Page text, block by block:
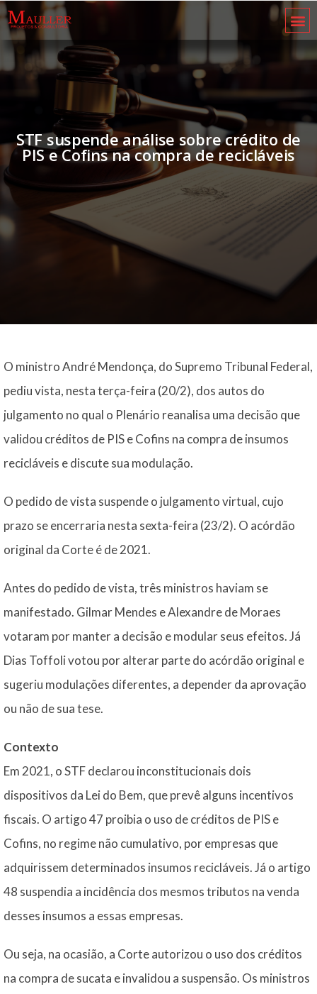
STF suspende análise sobre crédito de
PIS e Cofins na compra de recicláveis
O ministro André Mendonça, do Supremo Tribunal Federal,
pediu vista, nesta terça-feira (20/2), dos autos do
julgamento no qual o Plenário reanalisa uma decisão que
validou créditos de PIS e Cofins na compra de insumos
recicláveis e discute sua modulação.
O pedido de vista suspende o julgamento virtual, cujo
prazo se encerraria nesta sexta-feira (23/2). O acórdão
original da Corte é de 2021.
Antes do pedido de vista, três ministros haviam se
manifestado. Gilmar Mendes e Alexandre de Moraes
votaram por manter a decisão e modular seus efeitos. Já
Dias Toffoli votou por alterar parte do acórdão original e
sugeriu modulações diferentes, a depender da aprovação
ou não de sua tese.
Contexto
Em 2021, o STF declarou inconstitucionais dois
dispositivos da Lei do Bem, que prevê alguns incentivos
fiscais. O artigo 47 proibia o uso de créditos de PIS e
Cofins, no regime não cumulativo, por empresas que
adquirissem determinados insumos recicláveis. Já o artigo
48 suspendia a incidência dos mesmos tributos na venda
desses insumos a essas empresas.
Ou seja, na ocasião, a Corte autorizou o uso dos créditos
na compra de sucata e invalidou a suspensão. Os ministros